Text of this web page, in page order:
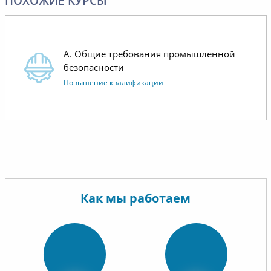
А. Общие требования промышленной
безопасности
Повышение квалификации
Как мы работаем